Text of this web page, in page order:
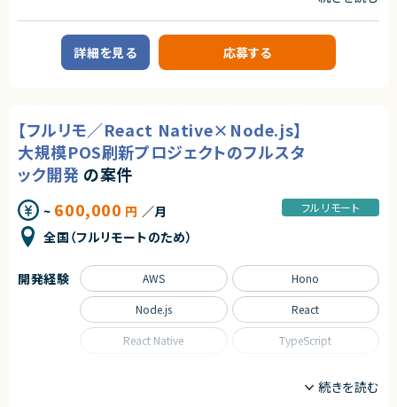
・HubspotCMSのご経験
・メーカー企業案件のご経験
契約形態
株式会社LASSIC
エージェントから
◎MAツール移行から運用改善まで幅広いフェーズを経験でき、市場価値向
上につながります！
◎HubSpotを中心としたBtoBマーケティング実務経験を存分に活かせる
環境です！
ます！
◎データ分析担当者や営業部門と連携し、事業成果に直結するマーケティン
グ施策へ関われます！
大手企業向けのデジタルマーケティングおよびWeb解析支援プロジェクトで
③アクセス解析からレポート作成
■業務内容
・GTM（Google タグマネージャー）でのイベント・計測設定の実装
・Looker Studio 等でのダッシュボード構築・改善（データソース GA4、Big
Query、GSC 等）
・レポート作成（マーケティング目的のレポート／コーポレートコミュニケー
ション目的のレポート）
・レポート内容・ダッシュボード設計に関するクライアントとのコミュニケー
・指標・KPI 設計のサポート
・要件整理 、KPI設計、計測設計、実装 、分析、レポート作成、運用改善
詳細を見る 応募する
【フルリモ／React Native×Node.js】
大規模POS刷新プロジェクトのフルスタ
ック開発 の案件
~ 600,000 円 ／月
全国（フルリモートのため）
フルリモート
開発経験 AWS Hono
Node.js React
React Native TypeScript